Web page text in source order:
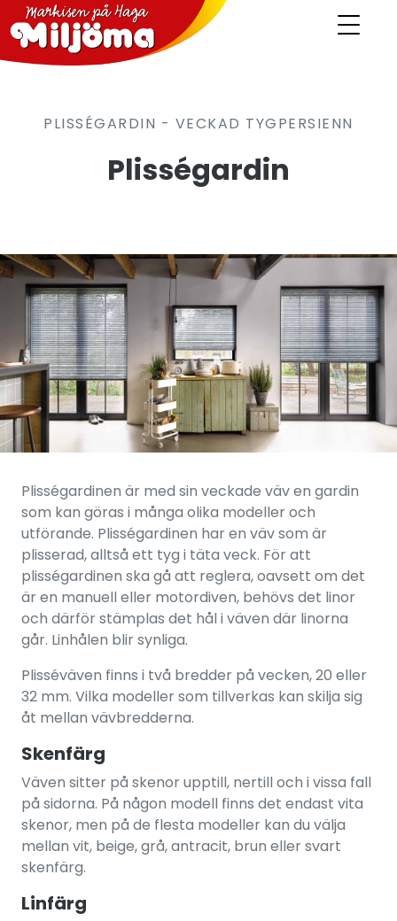
PLISSÉGARDIN - VECKAD TYGPERSIENN
Plisségardin
Plisségardinen är med sin veckade väv en gardin
som kan göras i många olika modeller och
utförande. Plisségardinen har en väv som är
plisserad, alltså ett tyg i täta veck. För att
plisségardinen ska gå att reglera, oavsett om det
är en manuell eller motordiven, behövs det linor
och därför stämplas det hål i väven där linorna
går. Linhålen blir synliga.
Plisséväven finns i två bredder på vecken, 20 eller
32 mm. Vilka modeller som tillverkas kan skilja sig
åt mellan vävbredderna.
Skenfärg
Väven sitter på skenor upptill, nertill och i vissa fall
på sidorna. På någon modell finns det endast vita
skenor, men på de flesta modeller kan du välja
mellan vit, beige, grå, antracit, brun eller svart
skenfärg.
Linfärg